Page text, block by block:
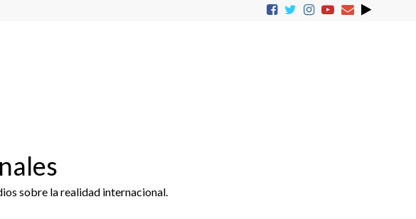
sobre la realidad internacional.